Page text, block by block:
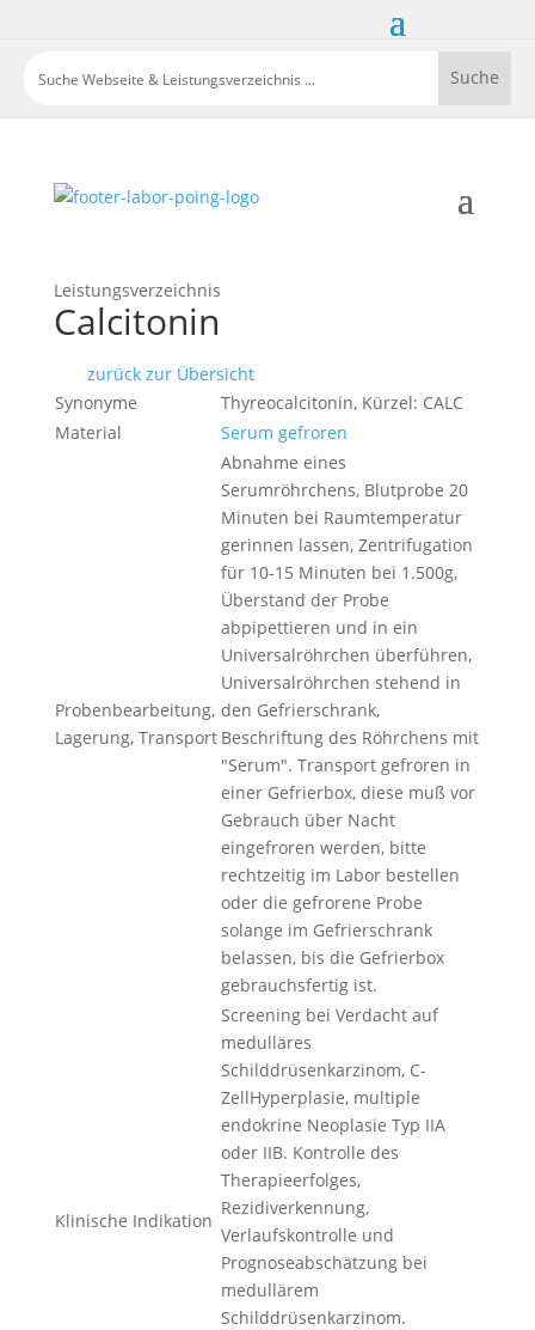
Leistungsverzeichnis
Calcitonin
zurück zur Übersicht
Synonyme
Thyreocalcitonin, Kürzel: CALC
Material
Serum gefroren
Probenbearbeitung,
Lagerung, Transport
Abnahme eines
Serumröhrchens, Blutprobe 20
Minuten bei Raumtemperatur
gerinnen lassen, Zentrifugation
für 10-15 Minuten bei 1.500g,
Überstand der Probe
abpipettieren und in ein
Universalröhrchen überführen,
Universalröhrchen stehend in
den Gefrierschrank,
Beschriftung des Röhrchens mit
"Serum". Transport gefroren in
einer Gefrierbox, diese muß vor
Gebrauch über Nacht
eingefroren werden, bitte
rechtzeitig im Labor bestellen
oder die gefrorene Probe
solange im Gefrierschrank
belassen, bis die Gefrierbox
gebrauchsfertig ist.
Klinische Indikation
Screening bei Verdacht auf
medulläres
Schilddrüsenkarzinom, C-
ZellHyperplasie, multiple
endokrine Neoplasie Typ IIA
oder IIB. Kontrolle des
Therapieerfolges,
Rezidiverkennung,
Verlaufskontrolle und
Prognoseabschätzung bei
medullärem
Schilddrüsenkarzinom.